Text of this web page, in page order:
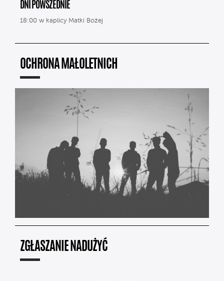
DNI POWSZEDNIE
18:00 w kaplicy Matki Bożej
OCHRONA MAŁOLETNICH
ZGŁASZANIE NADUŻYĆ